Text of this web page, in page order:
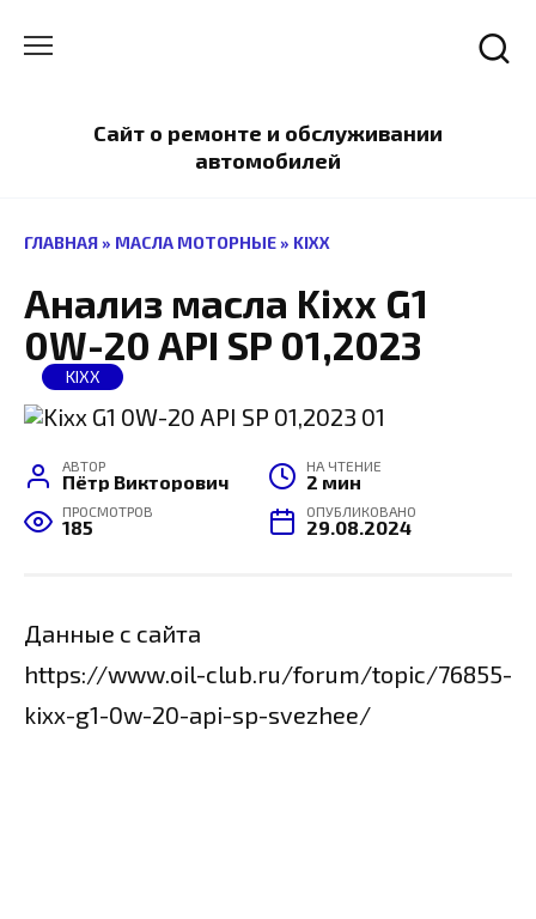
содержанию
Сайт о ремонте и обслуживании
автомобилей
ГЛАВНАЯ » МАСЛА МОТОРНЫЕ » KIXX
Анализ масла Kixx G1
0W-20 API SP 01,2023
KIXX
АВТОР
Пётр Викторович
НА ЧТЕНИЕ
2 мин
ПРОСМОТРОВ
185
ОПУБЛИКОВАНО
29.08.2024
Данные с сайта
https://www.oil-club.ru/forum/topic/76855-
kixx-g1-0w-20-api-sp-svezhee/